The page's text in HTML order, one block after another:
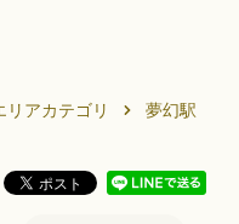
リアカテゴリ 夢幻駅